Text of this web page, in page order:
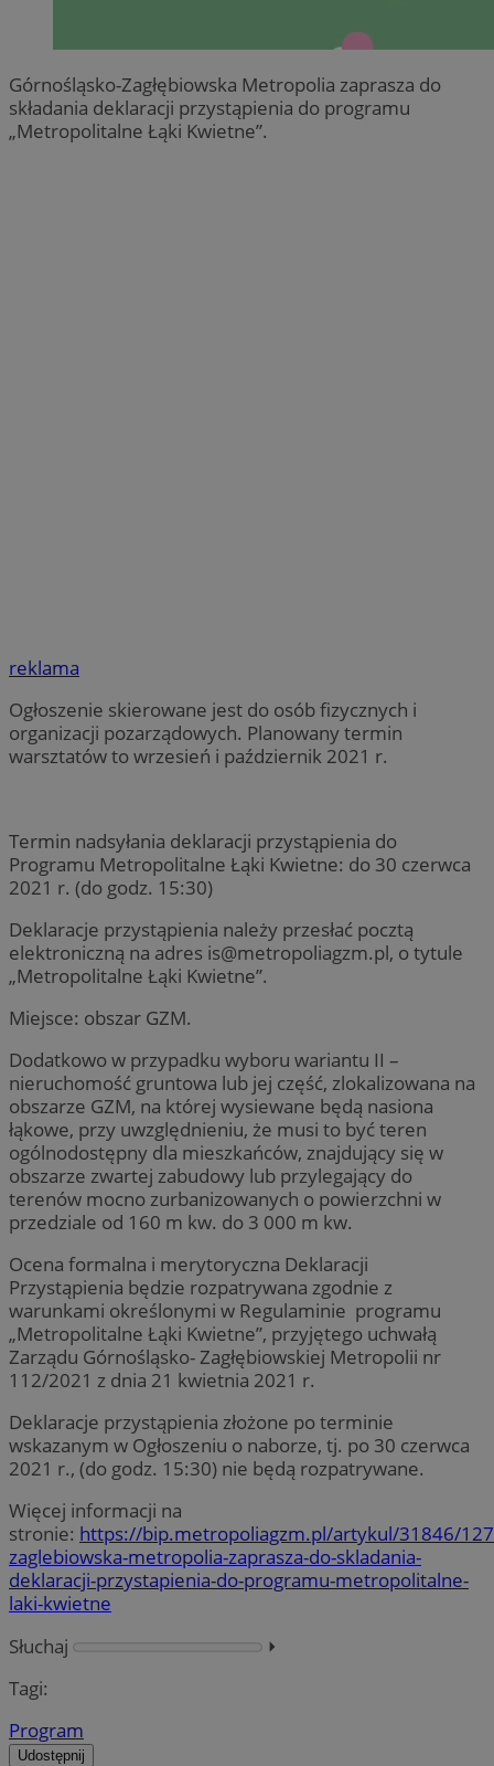
Górnośląsko-Zagłębiowska Metropolia zaprasza do
składania deklaracji przystąpienia do programu
„Metropolitalne Łąki Kwietne”.
reklama
Ogłoszenie skierowane jest do osób fizycznych i
organizacji pozarządowych. Planowany termin
warsztatów to wrzesień i październik 2021 r.
Termin nadsyłania deklaracji przystąpienia do
Programu Metropolitalne Łąki Kwietne: do 30 czerwca
2021 r. (do godz. 15:30)
Deklaracje przystąpienia należy przesłać pocztą
elektroniczną na adres is@metropoliagzm.pl, o tytule
„Metropolitalne Łąki Kwietne”.
Miejsce: obszar GZM.
Dodatkowo w przypadku wyboru wariantu II –
nieruchomość gruntowa lub jej część, zlokalizowana na
obszarze GZM, na której wysiewane będą nasiona
łąkowe, przy uwzględnieniu, że musi to być teren
ogólnodostępny dla mieszkańców, znajdujący się w
obszarze zwartej zabudowy lub przylegający do
terenów mocno zurbanizowanych o powierzchni w
przedziale od 160 m kw. do 3 000 m kw.
Ocena formalna i merytoryczna Deklaracji
Przystąpienia będzie rozpatrywana zgodnie z
warunkami określonymi w Regulaminie programu
„Metropolitalne Łąki Kwietne”, przyjętego uchwałą
Zarządu Górnośląsko- Zagłębiowskiej Metropolii nr
112/2021 z dnia 21 kwietnia 2021 r.
Deklaracje przystąpienia złożone po terminie
wskazanym w Ogłoszeniu o naborze, tj. po 30 czerwca
2021 r., (do godz. 15:30) nie będą rozpatrywane.
Więcej informacji na
stronie: https://bip.metropoliagzm.pl/artykul/31846/
zaglebiowska-metropolia-zaprasza-do-skladania-
deklaracji-przystapienia-do-programu-metropolitalne-
laki-kwietne
Słuchaj
⏵︎
Tagi:
Program
Udostępnij